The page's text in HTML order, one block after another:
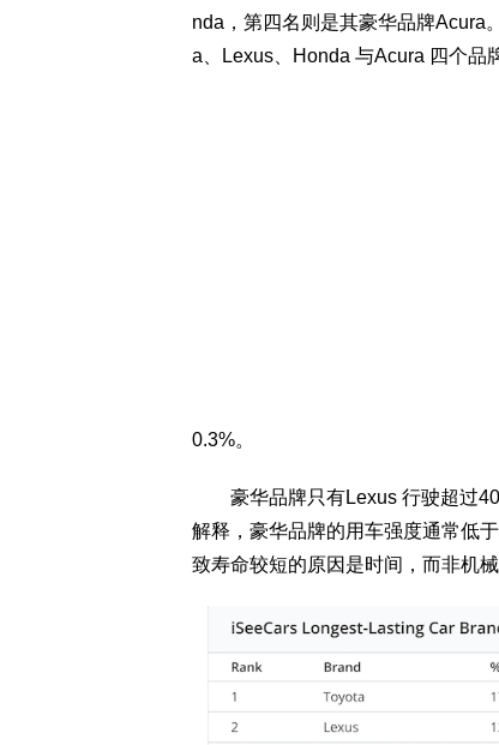
nda，第四名则是其豪华品牌Acura
a、Lexus、Honda 与Acura 四个品
0.3%。
豪华品牌只有Lexus 行驶超过40
解释，豪华品牌的用车强度通常低
致寿命较短的原因是时间，而非机械